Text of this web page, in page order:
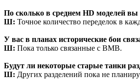
По сколько в среднем HD моделей вы
Ш: Точное количество переделок в
У вас в планах исторические бои
Ш: Пока только связанные с ВМВ.
Будут ли некоторые старые танки
Ш: Других разделений пока не